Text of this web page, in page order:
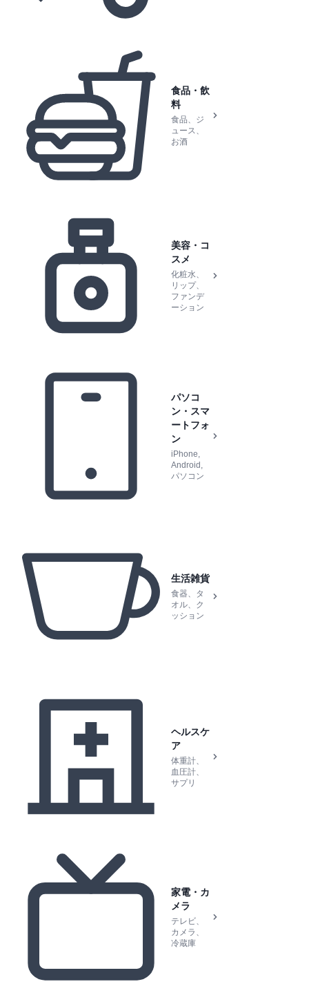
食品・飲
料
食品、ジ
ュース、
お酒
美容・コ
スメ
化粧水、
リップ、
ファンデ
ーション
パソコ
ン・スマ
ートフォ
ン
iPhone,
Android,
パソコン
生活雑貨
食器、タ
オル、ク
ッション
ヘルスケ
ア
体重計、
血圧計、
サプリ
家電・カ
メラ
テレビ、
カメラ、
冷蔵庫